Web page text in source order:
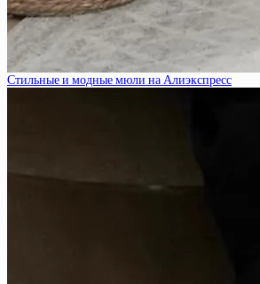
Стильные и модные мюли на Алиэкспресс